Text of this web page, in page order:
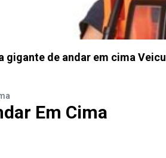
gigante de andar em cima
Em Cima